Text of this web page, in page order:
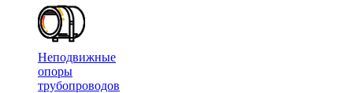
Неподвижные
опоры
трубопроводов